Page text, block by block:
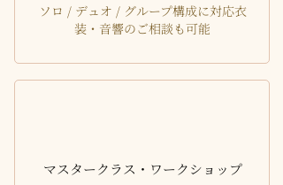
ソロ / デュオ / グループ構成に対応衣
装・音響のご相談も可能
マスタークラス・ワークショップ